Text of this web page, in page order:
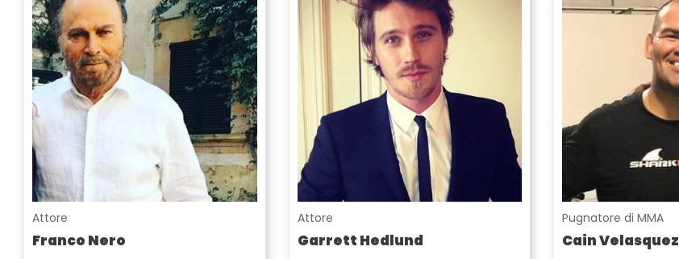
Attore
Franco Nero
Attore
Garrett Hedlund
Pugnatore di MMA
Cain Velasquez